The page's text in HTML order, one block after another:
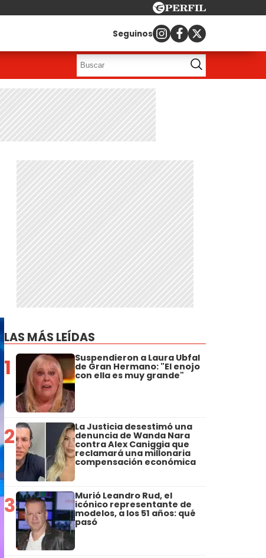
Seguinos
LAS MÁS LEÍDAS
1 Suspendieron a Laura Ubfal
de Gran Hermano: "El enojo
con ella es muy grande"
2 La Justicia desestimó una
denuncia de Wanda Nara
contra Alex Caniggia que
reclamará una millonaria
compensación económica
3 Murió Leandro Rud, el
icónico representante de
modelos, a los 51 años: qué
pasó